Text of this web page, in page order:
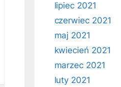
lipiec 2021
czerwiec 2021
maj 2021
kwiecień 2021
marzec 2021
luty 2021